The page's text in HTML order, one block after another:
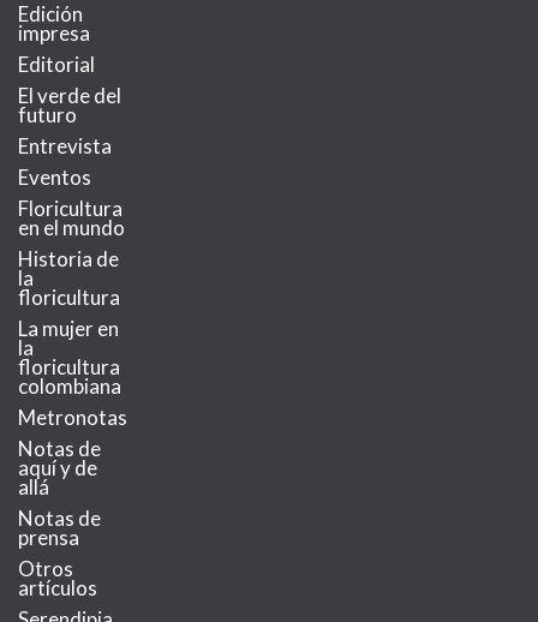
Edición
impresa
Editorial
El verde del
futuro
Entrevista
Eventos
Floricultura
en el mundo
Historia de
la
floricultura
La mujer en
la
floricultura
colombiana
Metronotas
Notas de
aquí y de
allá
Notas de
prensa
Otros
artículos